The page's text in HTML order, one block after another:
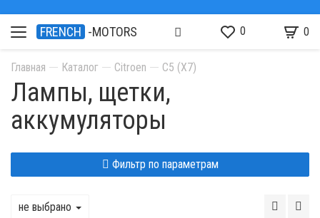
FRENCH -MOTORS 0 0
Главная Каталог Citroen C5 (X7)
Лампы, щетки,
аккумуляторы
Фильтр по параметрам
не выбрано